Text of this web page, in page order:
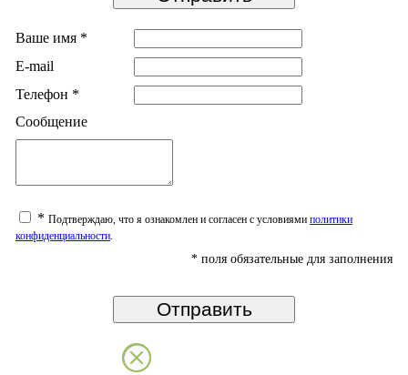
Ваше имя *
E-mail
Телефон *
Сообщение
* Подтверждаю, что я ознакомлен и согласен с условиями политики
конфиденциальности
* поля обязательные для заполнения